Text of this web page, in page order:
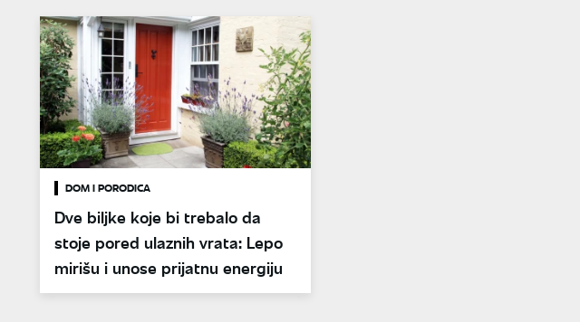
DOM I PORODICA
Dve biljke koje bi trebalo da
stoje pored ulaznih vrata: Lepo
mirišu i unose prijatnu energiju